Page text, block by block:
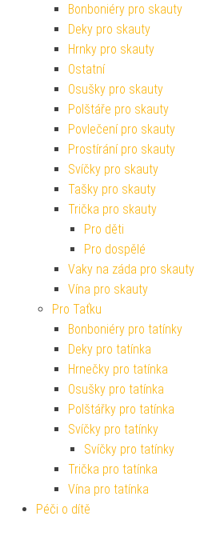
Bonboniéry pro skauty
Deky pro skauty
Hrnky pro skauty
Ostatní
Osušky pro skauty
Polštáře pro skauty
Povlečení pro skauty
Prostírání pro skauty
Svíčky pro skauty
Tašky pro skauty
Trička pro skauty
Pro děti
Pro dospělé
Vaky na záda pro skauty
Vína pro skauty
Pro Taťku
Bonboniéry pro tatínky
Deky pro tatínka
Hrnečky pro tatínka
Osušky pro tatínka
Polštářky pro tatínka
Svíčky pro tatínky
Svíčky pro tatínky
Trička pro tatínka
Vína pro tatínka
Péči o dítě